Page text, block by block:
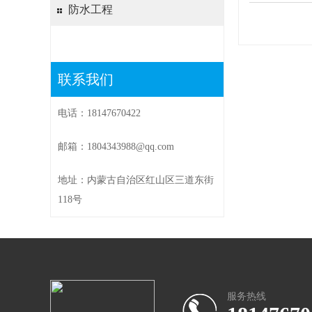
防水工程
联系我们
电话：18147670422
邮箱：1804343988@qq.com
地址：内蒙古自治区红山区三道东街
118号
服务热线